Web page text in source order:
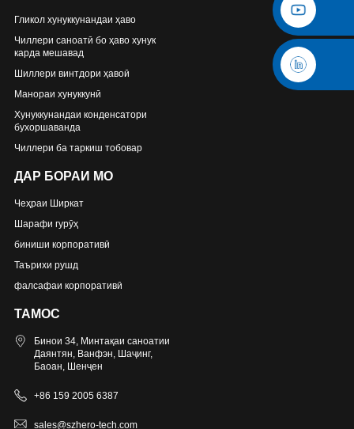
Гликол хунуккунандаи ҳаво
Чиллери саноатӣ бо ҳаво хунук
карда мешавад
Шиллери винтдори ҳавоӣ
Манораи хунуккунӣ
Хунуккунандаи конденсатори
бухоршаванда
Чиллери ба таркиш тобовар
ДАР БОРАИ МО
Чеҳраи Ширкат
Шарафи гурӯҳ
биниши корпоративӣ
Таърихи рушд
фалсафаи корпоративӣ
ТАМОС
Бинои 34, Минтақаи саноатии
Даянтян, Ванфэн, Шаҷинг,
Баоан, Шенҷен
+86 159 2005 6387
sales@szhero-tech.com